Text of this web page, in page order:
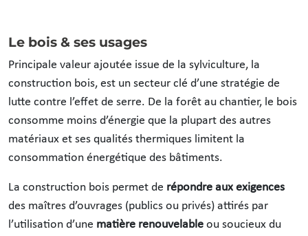
Le bois & ses usages
Principale valeur ajoutée issue de la sylviculture, la
construction bois, est un secteur clé d’une stratégie de
lutte contre l’effet de serre. De la forêt au chantier, le bois
consomme moins d’énergie que la plupart des autres
matériaux et ses qualités thermiques limitent la
consommation énergétique des bâtiments.
La construction bois permet de répondre aux exigences
des maîtres d’ouvrages (publics ou privés) attirés par
l’utilisation d’une matière renouvelable ou soucieux du